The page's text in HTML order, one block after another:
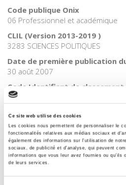
Ce site web utilise des cookies
Les cookies nous permettent de personnaliser le
fonctionnalités relatives aux médias sociaux et
également des informations sur l'utilisation de
sociaux, de publicité et d'analyse, qui peuvent
informations que vous leur avez fournies ou qu'ils
de leurs services.
Code publique Onix
06 Professionnel et académique
CLIL (Version 2013-2019 )
3283 SCIENCES POLITIQUES
Date de première publication
30 août 2007
Code Identifiant de classement
Classification thématique Thema:
Salariés en justice